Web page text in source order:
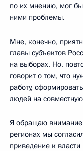
по их мнению, мог
ними проблемы.
Мне, конечно,
главы субъектов
на выборах. Но,
говорит о том, что
работу,
людей на
Я обращаю внимание
регионах мы
приведение к